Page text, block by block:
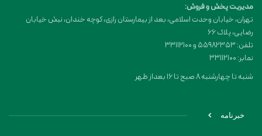
مدیریت پخش و فروش:
تهران، خیابان وحدت اسلامی، بعد از بیمارستان رازی، کوچه خندان، نبش خیابان
رضایی، پلاک ۶۶
تلفن: 55982353 و 33112100
نمابر: 33112100
شنبه تا چهارشنبه 8 صبح تا 16 بعداز ظهر
خبرنامه